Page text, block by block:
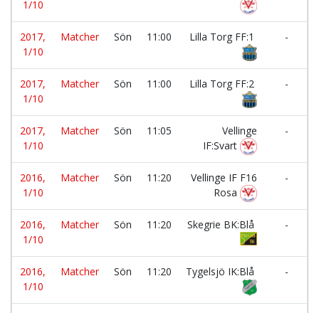
1/10
2017,
1/10
Matcher Sön 11:00 Lilla Torg FF:1
-
2017,
1/10
Matcher Sön 11:00 Lilla Torg FF:2
-
2017,
1/10
Matcher Sön 11:05
Vellinge
IF:Svart
-
2016,
1/10
Matcher Sön 11:20
Vellinge IF F16
Rosa
-
2016,
1/10
Matcher Sön 11:20 Skegrie BK:Blå
-
2016,
1/10
Matcher Sön 11:20 Tygelsjö IK:Blå
-